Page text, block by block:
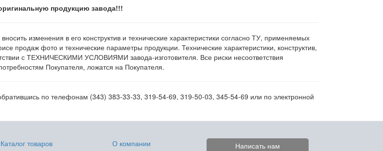
продукцию завода!!!
изменения в его конструктив и технические характеристики согласно ТУ, применяемых
продаж фото и технические параметры продукции. Технические характеристики, конструктив,
с ТЕХНИЧЕСКИМИ УСЛОВИЯМИ завода-изготовителя. Все риски несоответствия
Покупателя, ложатся на Покупателя.
по телефонам (343) 383-33-33, 319-54-69, 319-50-03, 345-54-69 или по электронной
Каталог товаров О компании Написать нам